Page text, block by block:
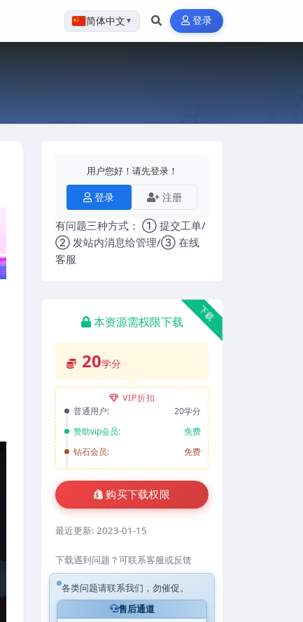
简体中文 ▼ 登录
用户您好！请先登录！
登录 注册
有问题三种方式： ① 提交工单/
② 发站内消息给管理/③ 在线
客服
下载
本资源需权限下载
20学分
VIP折扣
普通用户:
20学分
赞助vip会员:
免费
钻石会员:
免费
购买下载权限
最近更新: 2023-01-15
下载遇到问题？可联系客服或反馈
各类问题请联系我们，勿催促。
售后通道